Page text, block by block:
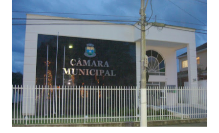
participantes. A partir de transposição didática; exposição
dos trabalhos; montagem de um livro com os contos
produzidos pelos alunos durante o desenvolvimento do
projeto; apresentação de peças teatrais, os alunos
elaboraram outras histórias, utilizando as mesmas
personagens criadas por LAÉ de Souza, escritor brasileiro
e autor desse projeto. A seleção dos melhores trabalhos
coube à Editora Ecoarte que publicou, em outubro deste
ano, “As me...